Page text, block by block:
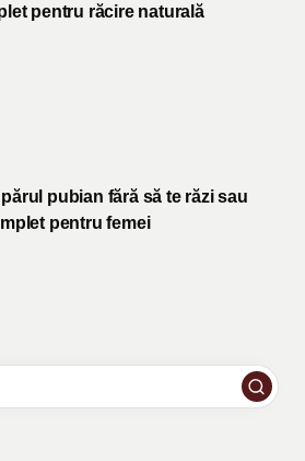
pentru răcire naturală
pubian fără să te răzi sau
pentru femei